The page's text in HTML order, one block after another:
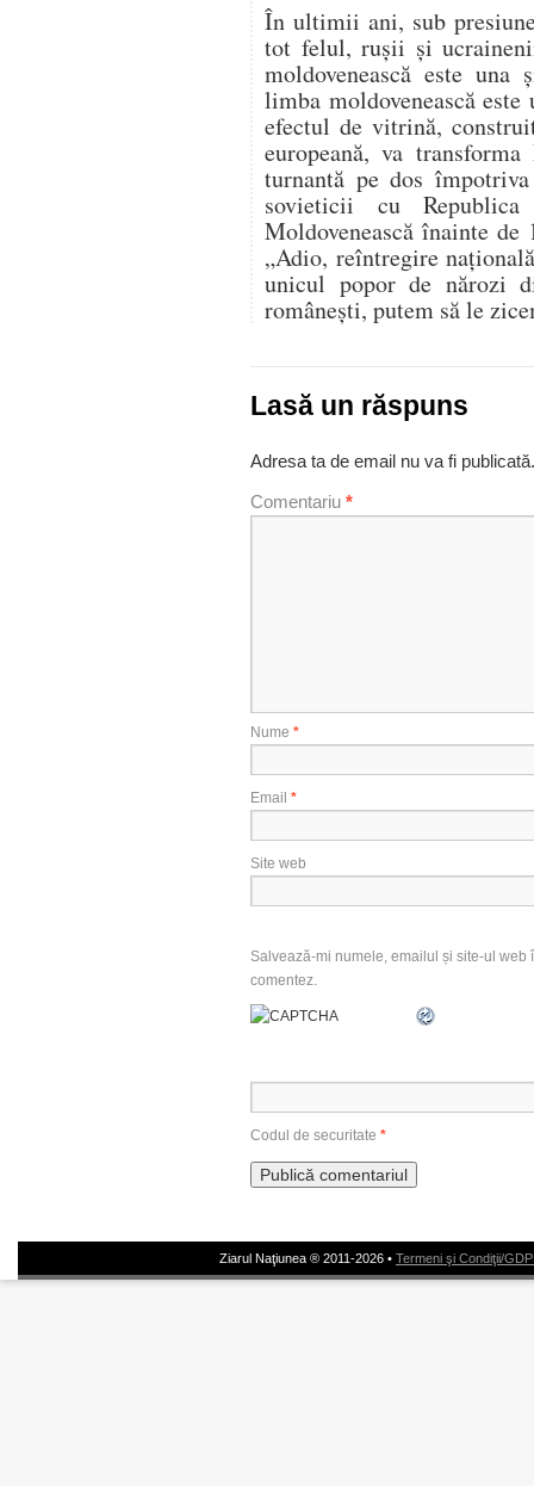
În ultimii ani, sub
tot felul, rușii și
moldovenească este
limba moldovenească
efectul de vitrină,
europeană, va
turnantă pe dos
sovieticii cu Republica
Moldovenească înainte
„Adio, reîntregire
unicul popor de nărozi
românești, putem să le
Lasă un răspuns
Adresa ta de email nu va fi publicată.
Comentariu *
Nume *
Email *
Site web
Salvează-mi numele, emailul și site-ul
comentez.
Codul de securitate *
Ziarul Naţiunea ® 2011-2026 • Termeni şi Condiţii/